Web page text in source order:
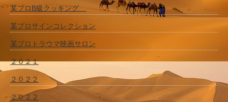
某プロB級クッキング
某プロサインコレクション
某プロトラウマ映画サロン
２０２１
２０２２
２０２２